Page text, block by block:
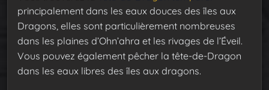
principalement dans les eaux douces des îles aux
Dragons, elles sont particulièrement nombreuses
dans les plaines d’Ohn’ahra et les rivages de l’Éveil.
Vous pouvez également pêcher la tête-de-Dragon
dans les eaux libres des îles aux dragons.